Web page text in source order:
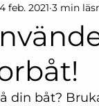
feb. 2021 3 min
din båt?